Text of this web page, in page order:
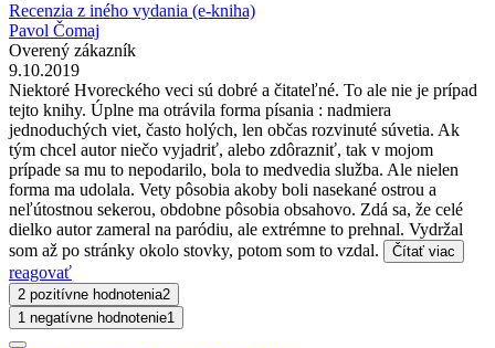
Recenzia z iného vydania (e-kniha)
Pavol Čomaj
Overený zákazník
9.10.2019
Niektoré Hvoreckého veci sú dobré a čitateľné. To ale nie je prípad
tejto knihy. Úplne ma otrávila forma písania : nadmiera
jednoduchých viet, často holých, len občas rozvinuté súvetia. Ak
tým chcel autor niečo vyjadriť, alebo zdôrazniť, tak v mojom
prípade sa mu to nepodarilo, bola to medvedia služba. Ale nielen
forma ma udolala. Vety pôsobia akoby boli nasekané ostrou a
neľútostnou sekerou, obdobne pôsobia obsahovo. Zdá sa, že celé
dielko autor zameral na paródiu, ale extrémne to prehnal. Vydržal
som až po stránky okolo stovky, potom som to vzdal.
Čítať viac
reagovať
2 pozitívne hodnotenia2
1 negatívne hodnotenie1